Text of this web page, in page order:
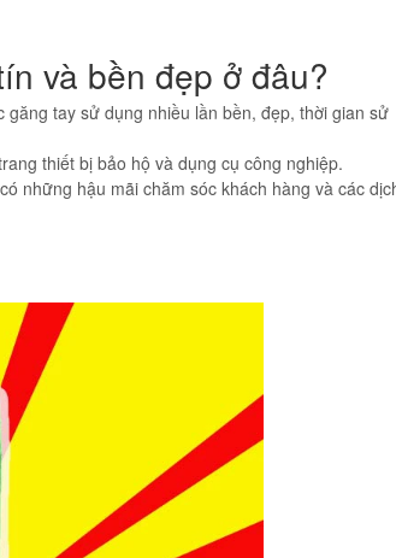
và bền đẹp ở đâu?
tay sử dụng nhiều lần bền, đẹp, thời gian sử
thiết bị bảo hộ và dụng cụ công nghiệp.
những hậu mãi chăm sóc khách hàng và các dịch